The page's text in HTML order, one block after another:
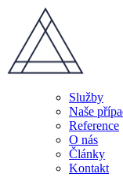
Služby
Naše
Reference
O nás
Články
Kontakt